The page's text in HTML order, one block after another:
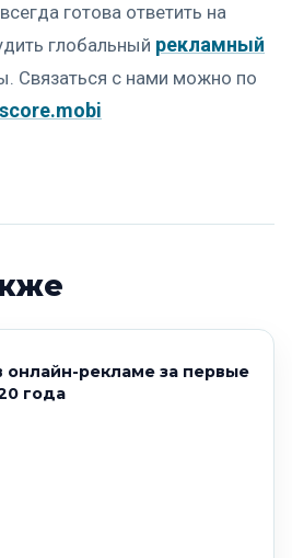
готова ответить на
глобальный рекламный
Связаться с нами можно по
рекламе за первые
года